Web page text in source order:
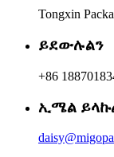
Tongxin
ይደውሉልን
+86
ኢሜል